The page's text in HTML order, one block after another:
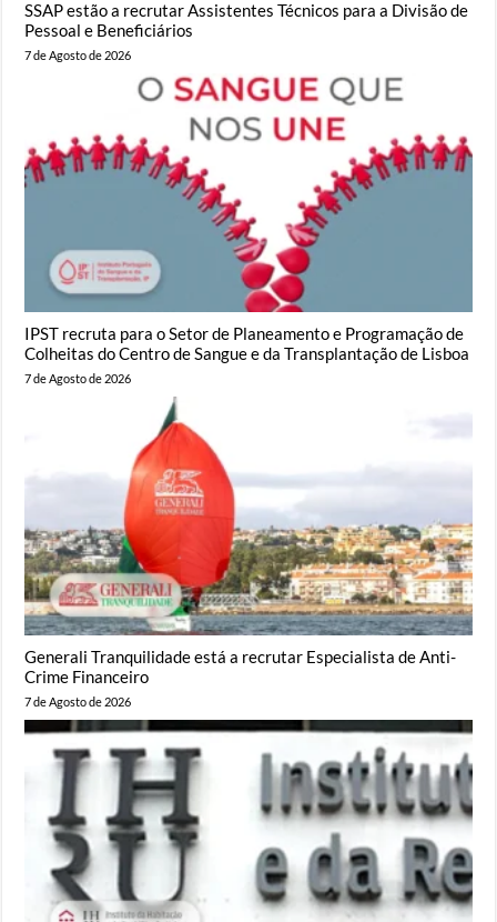
SSAP estão a recrutar Assistentes Técnicos para a Divisão de
Pessoal e Beneficiários
7 de Agosto de 2026
IPST recruta para o Setor de Planeamento e Programação de
Colheitas do Centro de Sangue e da Transplantação de Lisboa
7 de Agosto de 2026
Generali Tranquilidade está a recrutar Especialista de Anti-
Crime Financeiro
7 de Agosto de 2026